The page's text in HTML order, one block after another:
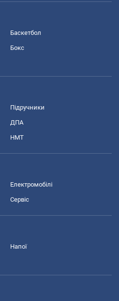
Баскетбол
Бокс
Підручники
ДПА
НМТ
Електромобілі
Сервіс
Напої